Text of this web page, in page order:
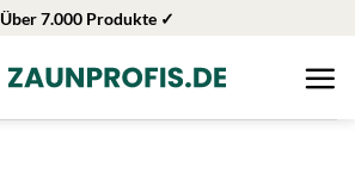
Über 7.000 Produkte ✓